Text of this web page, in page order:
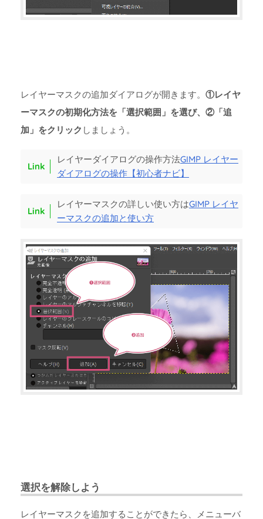
レイヤーマスクの追加ダイアログが開きます。 ①レイヤ
ーマスクの初期化方法を「選択範囲」を選び、②「追
加」をクリック しましょう。
レイヤーダイアログの操作方法GIMP レイヤー
ダイアログの操作【初心者ナビ】
レイヤーマスクの詳しい使い方はGIMP レイヤ
ーマスクの追加と使い方
選択を解除しよう
レイヤーマスクを追加することができたら、メニューバ